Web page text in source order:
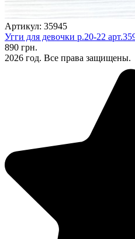
Артикул: 35945
Угги для девочки р.20-22
890 грн.
2026 год. Все права защищены.